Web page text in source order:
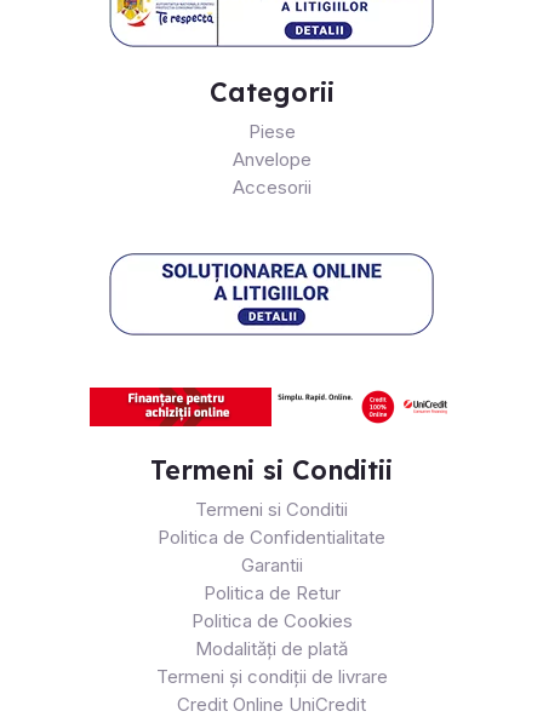
Categorii
Piese
Anvelope
Accesorii
Termeni si Conditii
Termeni si Conditii
Politica de Confidentialitate
Garantii
Politica de Retur
Politica de Cookies
Modalități de plată
Termeni și condiții de livrare
Credit Online UniCredit